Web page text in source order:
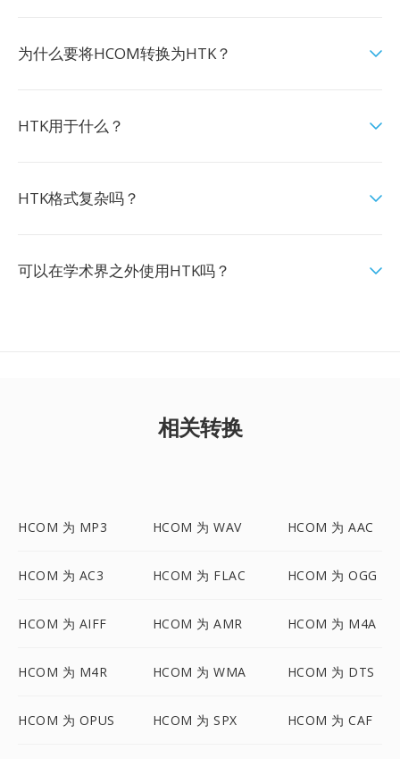
为什么要将HCOM转换为HTK？
HTK用于什么？
HTK格式复杂吗？
可以在学术界之外使用HTK吗？
相关转换
HCOM 为 MP3 HCOM 为 WAV HCOM 为 AAC
HCOM 为 AC3 HCOM 为 FLAC HCOM 为 OGG
HCOM 为 AIFF HCOM 为 AMR HCOM 为 M4A
HCOM 为 M4R HCOM 为 WMA HCOM 为 DTS
HCOM 为 OPUS HCOM 为 SPX HCOM 为 CAF